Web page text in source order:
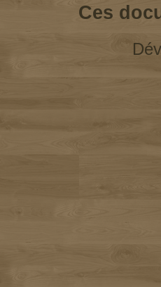
Ces